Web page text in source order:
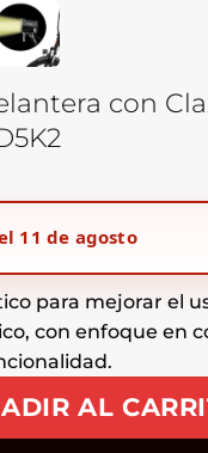
con
11 de agosto
para mejorar el
con enfoque en
AL